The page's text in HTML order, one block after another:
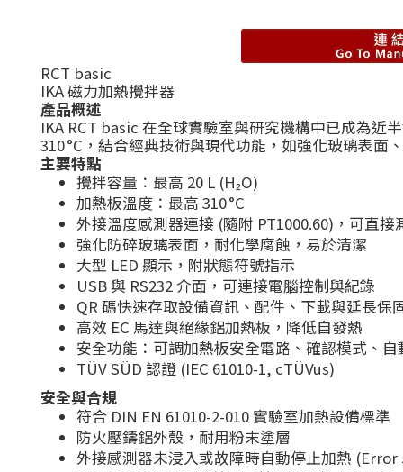
RCT basic
IKA 磁力加熱攪拌器
產品概述
IKA RCT basic 在全球實驗室與研究機構中已成為近
310 °C，結合經典技術與現代功能，如強化玻璃表
主要特點
攪拌容量：最高 20 L (H₂O)
加熱板溫度：最高 310 °C
外接溫度感測器連接 (隨附 PT1000.60)，可直
強化防碎玻璃表面，耐化學腐蝕，易於清潔
大型 LED 顯示，附狀態符號指示
USB 與 RS232 介面，可連接電腦控制與紀錄
QR 碼快速存取設備資訊、配件、下載與延長保
高效 EC 馬達與絕緣鋁加熱板，降低自發熱
安全功能：可調加熱板安全電路、確認模式、
TÜV SÜD 認證 (IEC 61010-1, cTÜVus)
安全與合規
符合 DIN EN 61010-2-010 實驗室加熱設備標準
防火壓鑄鋁外殼，耐用粉末塗層
外接感測器未浸入或故障時自動停止加熱 (Error